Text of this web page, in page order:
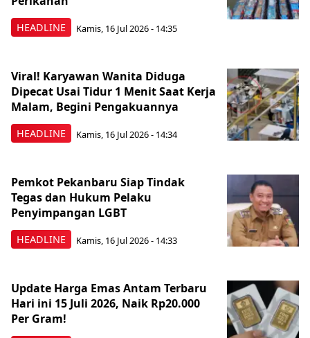
HEADLINE Kamis, 16 Jul 2026 - 14:35
HEADLINE
Viral! Karyawan Wanita Diduga
Dipecat Usai Tidur 1 Menit Saat Kerja
Malam, Begini Pengakuannya
Kamis, 16 Jul 2026 - 14:34
HEADLINE
Pemkot Pekanbaru Siap Tindak
Tegas dan Hukum Pelaku
Penyimpangan LGBT
Kamis, 16 Jul 2026 - 14:33
Update Harga Emas Antam Terbaru
Hari ini 15 Juli 2026, Naik Rp20.000
Per Gram!